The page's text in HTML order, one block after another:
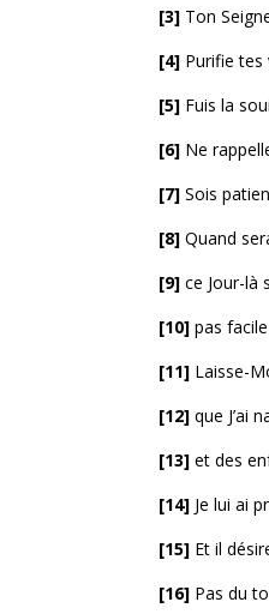
[3] Ton
[4] Purifie tes
[5] Fuis la
[6] Ne
[7] Sois
[8] Quand
[9] ce Jour-là
[10] pas
[11] Laisse-
[12] que J’ai
[13] et des
[14] Je lui ai
[15] Et il
[16] Pas du